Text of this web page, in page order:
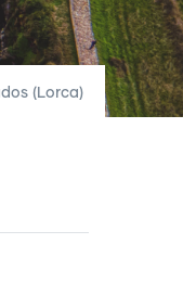
(Lorca)